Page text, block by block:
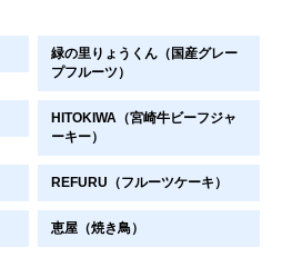
緑の里りょうくん（国産グレー
プフルーツ）
HITOKIWA（宮崎牛ビーフジャ
ーキー）
REFURU（フルーツケーキ）
恵屋（焼き鳥）